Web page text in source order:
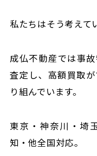
私たちはそう考えて
成仏不動産では事
査定し、高額買取
り組んでいます。
東京・神奈川・埼
知・他全国対応。